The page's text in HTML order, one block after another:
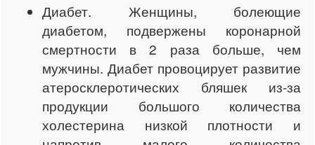
Диабет. Женщины, болеющие
диабетом, подвержены коронарной
смертности в 2 раза больше, чем
мужчины. Диабет провоцирует развитие
атеросклеротических бляшек из-за
продукции большого количества
холестерина низкой плотности и